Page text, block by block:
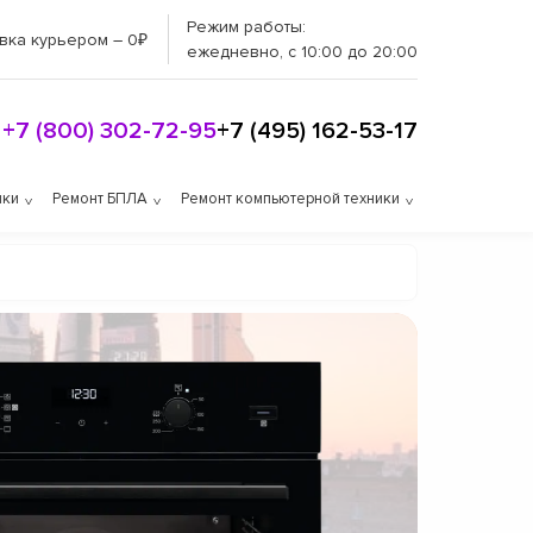
курьером – 0₽
Режим работы:
ежедневно, с 10:00 до 20:00
+7 (800) 302-72-95+7 (495) 162-53-17
Ремонт БПЛА Ремонт компьютерной техники